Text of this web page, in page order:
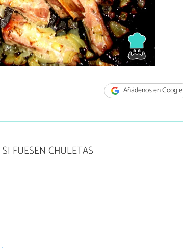
Añádenos en Google
FUESEN CHULETAS